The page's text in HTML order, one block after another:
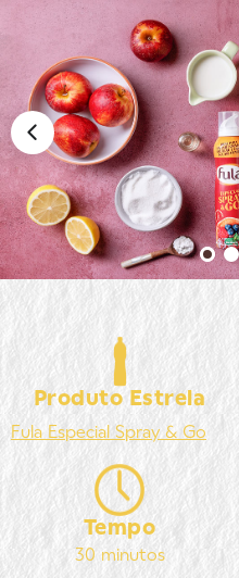
Produto Estrela
Fula Especial Spray & Go
Tempo
30 minutos